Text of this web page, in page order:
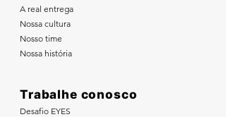
A real entrega
Nossa cultura
Nosso time
Nossa história
Trabalhe conosco
Desafio EYES